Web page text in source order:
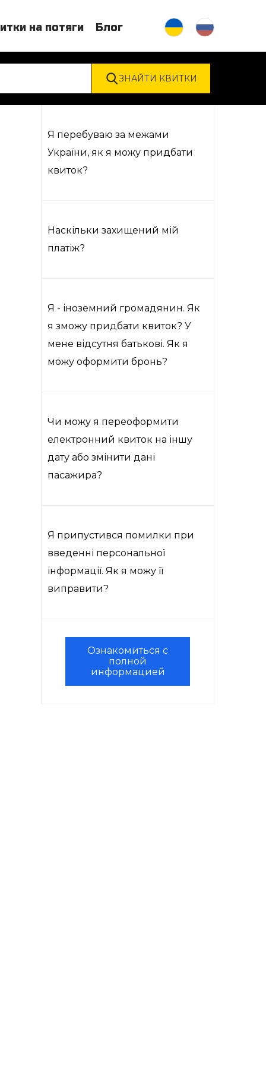
на потяги Блог
Я перебуваю за межами
України, як я можу придбати
квиток?
Наскільки захищений мій
платіж?
Я - іноземний громадянин. Як
я зможу придбати квиток? У
мене відсутня батькові. Як я
можу оформити бронь?
Чи можу я переоформити
електронний квиток на іншу
дату або змінити дані
пасажира?
Я припустився помилки при
введенні персональної
інформації. Як я можу її
виправити?
Ознакомиться с
полной
информацией